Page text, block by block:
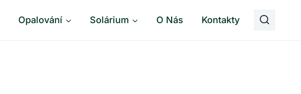
Opalování Solárium O Nás Kontakty